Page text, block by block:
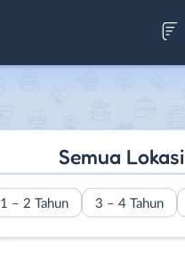
Semua Lokasi
1 – 2 Tahun 3 – 4 Tahun